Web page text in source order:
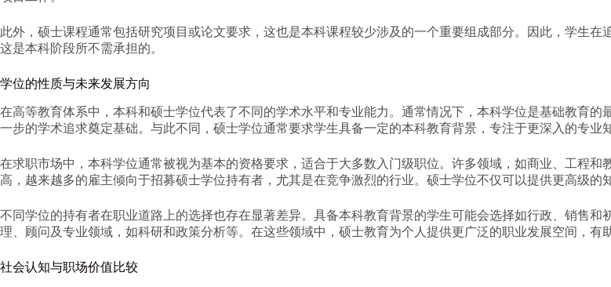
此外，硕士课程通常包括研究项目或论文要求，这也是本科课程较少涉及的一个重要组成部分。因此，学生
这是本科阶段所不需承担的。
学位的性质与未来发展方向
在高等教育体系中，本科和硕士学位代表了不同的学术水平和专业能力。通常情况下，本科学位是基础教育
一步的学术追求奠定基础。与此不同，硕士学位通常要求学生具备一定的本科教育背景，专注于更深入的专业
在求职市场中，本科学位通常被视为基本的资格要求，适合于大多数入门级职位。许多领域，如商业、工程
高，越来越多的雇主倾向于招募硕士学位持有者，尤其是在竞争激烈的行业。硕士学位不仅可以提供更高级的
不同学位的持有者在职业道路上的选择也存在显著差异。具备本科教育背景的学生可能会选择如行政、销售
理、顾问及专业领域，如科研和政策分析等。在这些领域中，硕士教育为个人提供更广泛的职业发展空间，有
社会认知与职场价值比较